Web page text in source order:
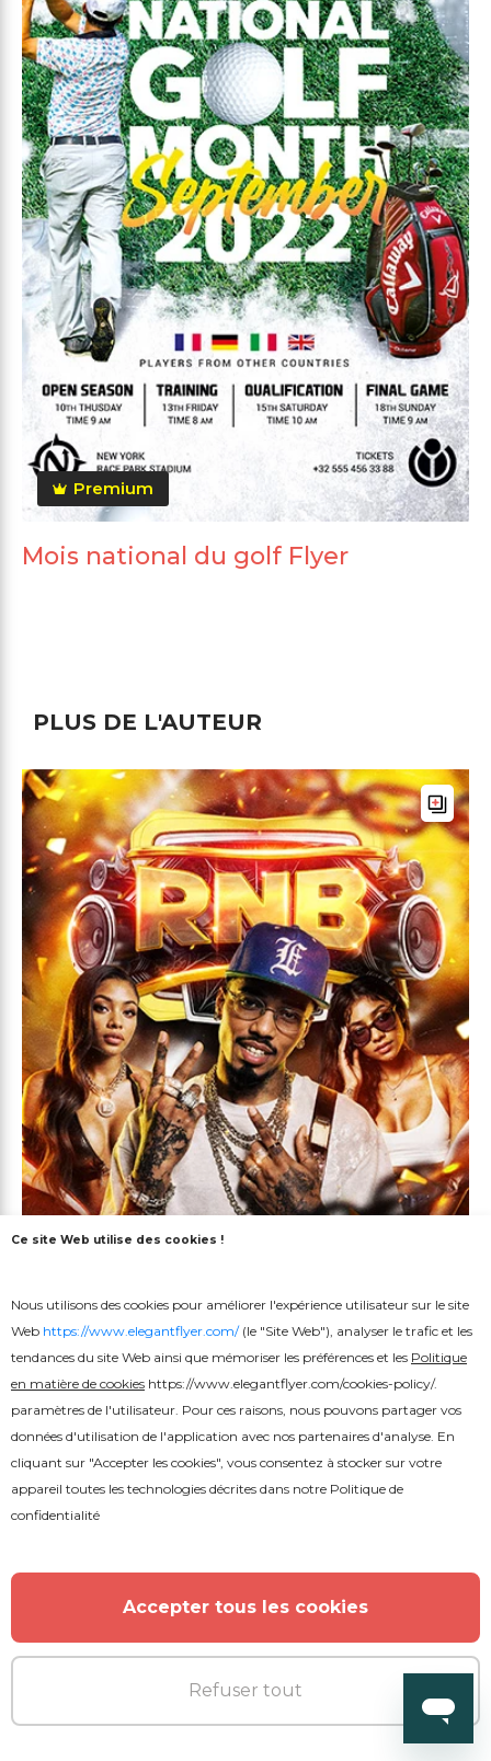
Premium
Mois national du golf Flyer
PLUS DE L'AUTEUR
Gratuit
Flyer de la boîte de nuit R&B
Ce site Web utilise des cookies !
Nous utilisons des cookies pour améliorer l'expérience utilisateur sur le site
Web https://www.elegantflyer.com/(le "Site Web"), analyser le trafic et les
tendances du site Web ainsi que mémoriser les préférences et les Politique
en matière de cookies https://www.elegantflyer.com/cookies-policy/.
paramètres de l'utilisateur. Pour ces raisons, nous pouvons partager vos
données d'utilisation de l'application avec nos partenaires d'analyse. En
cliquant sur "Accepter les cookies", vous consentez à stocker sur votre
appareil toutes les technologies décrites dans notre Politique de
confidentialité
Accepter tous les cookies
Refuser tout